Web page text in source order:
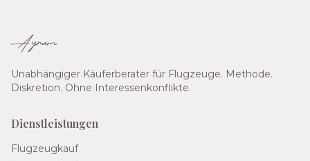
Ayram
Unabhängiger Käuferberater für Flugzeuge. Methode.
Diskretion. Ohne Interessenkonflikte.
Dienstleistungen
Flugzeugkauf